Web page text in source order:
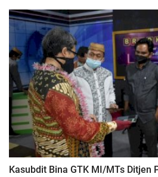
Kasubdit Bina GTK MI/MTs Ditjen